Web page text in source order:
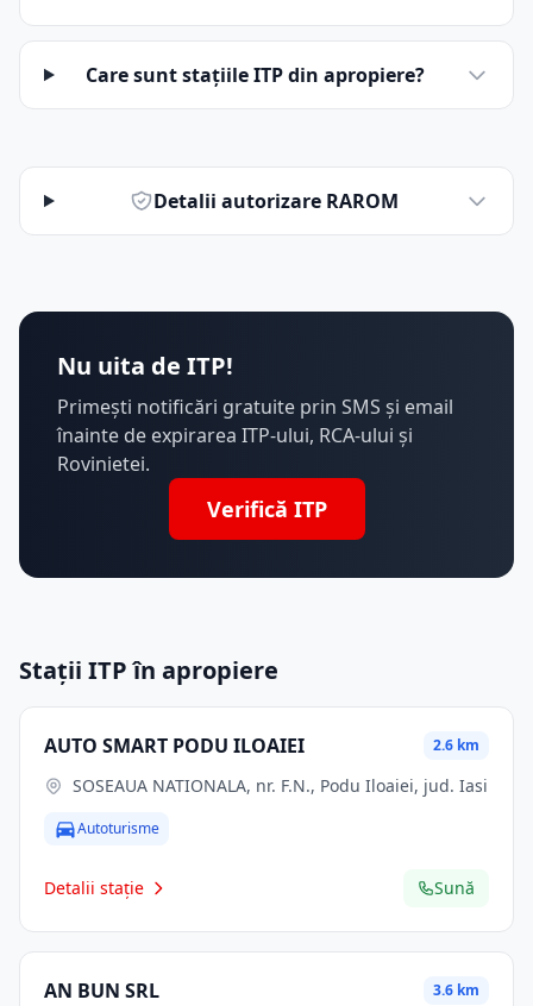
Care sunt stațiile ITP din apropiere?
Detalii autorizare RAROM
Nu uita de ITP!
Primești notificări gratuite prin SMS și email
înainte de expirarea ITP-ului, RCA-ului și
Rovinietei.
Verifică ITP
Stații ITP în apropiere
AUTO SMART PODU ILOAIEI 2.6 km
SOSEAUA NATIONALA, nr. F.N., Podu Iloaiei, jud. Iasi
Autoturisme
Detalii stație Sună
AN BUN SRL 3.6 km